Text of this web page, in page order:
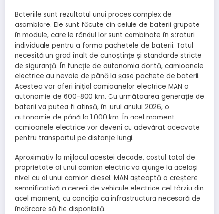
Bateriile sunt rezultatul unui proces complex de
asamblare. Ele sunt făcute din celule de baterii grupate
în module, care le rândul lor sunt combinate în straturi
individuale pentru a forma pachetele de baterii. Totul
necesită un grad înalt de cunoștințe și standarde stricte
de siguranță. În funcție de autonomia dorită, camioanele
electrice au nevoie de până la șase pachete de baterii.
Acestea vor oferi inițial camioanelor electrice MAN o
autonomie de 600-800 km. Cu următoarea generație de
baterii va putea fi atinsă, în jurul anului 2026, o
autonomie de până la 1.000 km. În acel moment,
camioanele electrice vor deveni cu adevărat adecvate
pentru transportul pe distanțe lungi.
Aproximativ la mijlocul acestei decade, costul total de
proprietate al unui camion electric va ajunge la același
nivel cu al unui camion diesel. MAN așteaptă o creștere
semnificativă a cererii de vehicule electrice cel târziu din
acel moment, cu condiția ca infrastructura necesară de
încărcare să fie disponibilă.